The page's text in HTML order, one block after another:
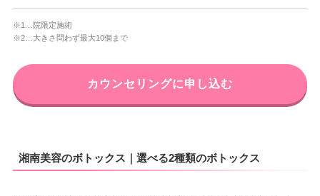
※1…院限定施術
※2…大きさ問わず最大10個まで
カウンセリングに申し込む
湘南美容のボトックス｜選べる2種類のボトックス